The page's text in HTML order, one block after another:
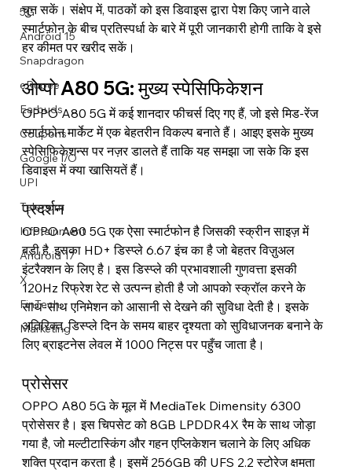
5G
Android 15
Snapdragon
eRupee
Earbuds
Coupons
Google I/O
UPI
Telecom
Infotainment
Android 17
X
FinTech
Marketing
चुन सकें। संक्षेप में, पाठकों को इस डिवाइस द्वारा पेश किए जाने वाले
स्मार्टफ़ोन के बीच प्रतिस्पर्धा के बारे में पूरी जानकारी होगी ताकि वे इसे
हर कीमत पर खरीद सकें।
ओप्पो A80 5G: मुख्य स्पेसिफिकेशन
OPPO A80 5G में कई शानदार फीचर्स दिए गए हैं, जो इसे मिड-रेंज
स्मार्टफोन मार्केट में एक बेहतरीन विकल्प बनाते हैं। आइए इसके मुख्य
स्पेसिफिकेशन्स पर नज़र डालते हैं ताकि यह समझा जा सके कि इस
डिवाइस में क्या खासियतें हैं।
प्रदर्शन
OPPO A80 5G एक ऐसा स्मार्टफोन है जिसकी स्क्रीन साइज़ में
बड़ी है, इसका HD+ डिस्प्ले 6.67 इंच का है जो बेहतर विज़ुअल
इंटरैक्शन के लिए है। इस डिस्प्ले की प्रभावशाली गुणवत्ता इसकी
120Hz रिफ्रेश रेट से उत्पन्न होती है जो आपको स्क्रॉल करने के
साथ-साथ एनिमेशन को आसानी से देखने की सुविधा देती है। इसके
अतिरिक्त, डिस्प्ले दिन के समय बाहर दृश्यता को सुविधाजनक बनाने के
लिए ब्राइटनेस लेवल में 1000 निट्स पर पहुँच जाता है।
प्रोसेसर
OPPO A80 5G के मूल में MediaTek Dimensity 6300
प्रोसेसर है। इस चिपसेट को 8GB LPDDR4X रैम के साथ जोड़ा
गया है, जो मल्टीटास्किंग और गहन एप्लिकेशन चलाने के लिए अधिक
शक्ति प्रदान करता है। इसमें 256GB की UFS 2.2 स्टोरेज क्षमता